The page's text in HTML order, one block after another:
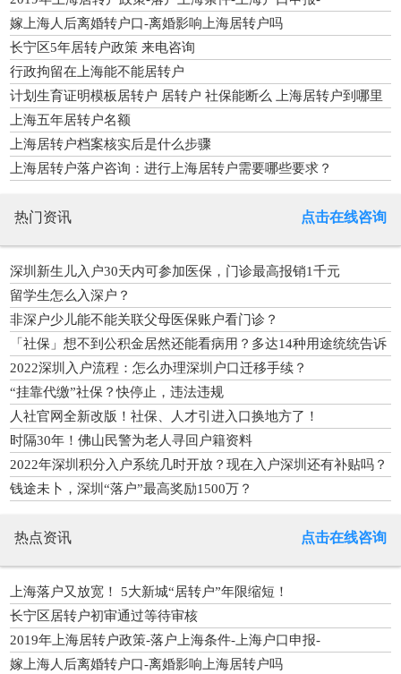
嫁上海人后离婚转户口-离婚影响上海居转户吗
长宁区5年居转户政策 来电咨询
行政拘留在上海能不能居转户
计划生育证明模板居转户 居转户 社保能断么 上海居转户到哪里
申请
上海五年居转户名额
上海居转户档案核实后是什么步骤
上海居转户落户咨询：进行上海居转户需要哪些要求？
热门资讯 点击在线咨询
深圳新生儿入户30天内可参加医保，门诊最高报销1千元
留学生怎么入深户？
非深户少儿能不能关联父母医保账户看门诊？
「社保」想不到公积金居然还能看病用？多达14种用途统统告诉
你！
2022深圳入户流程：怎么办理深圳户口迁移手续？
“挂靠代缴”社保？快停止，违法违规
人社官网全新改版！社保、人才引进入口换地方了！
时隔30年！佛山民警为老人寻回户籍资料
2022年深圳积分入户系统几时开放？现在入户深圳还有补贴吗？
钱途未卜，深圳“落户”最高奖励1500万？
热点资讯 点击在线咨询
上海落户又放宽！ 5大新城“居转户”年限缩短！
长宁区居转户初审通过等待审核
2019年上海居转户政策-落户上海条件-上海户口申报-
嫁上海人后离婚转户口-离婚影响上海居转户吗